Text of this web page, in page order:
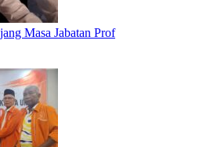
Masa Jabatan Prof